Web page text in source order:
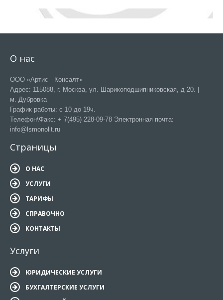
О нас
ООО «Артис - Консалт»
Адрес: 115088, г. Москва, ул. Шарикоподшипниковская, д 20. |
м. Дубровка
График работы: с 10 до 19ч.
Телефон\Факс: + 7(495) 228-09-78 Электронная почта:
info@lsmonolit.ru
Страницы
О НАС
УСЛУГИ
ТАРИФЫ
СПРАВОЧНО
КОНТАКТЫ
Услуги
ЮРИДИЧЕСКИЕ УСЛУГИ
БУХГАЛТЕРСКИЕ УСЛУГИ